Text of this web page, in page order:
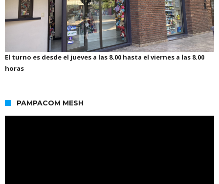
El turno es desde el jueves a las 8.00 hasta el viernes a las 8.00
horas
PAMPACOM MESH